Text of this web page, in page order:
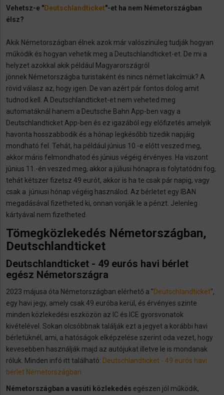
Vehetsz-e "Deutschlandticket"​-et ha nem Németországban
élsz?
Akik Németországban élnek azok már valószínüleg tudják hogyan
működik és hogyan vehetik meg a Deutschlandticket-et. De mi a
helyzet azokkal akik például Magyarországról
jönnek Németországba turistaként és nincs német lakcímük? A
rövid válasz az, hogy igen. De van azért pár fontos dolog amit
tudnod kell. A Deutschlandticket-et nem veheted meg
automatáknál hanem a Deutsche Bahn App-ben vagy a
Deutschlandticket App-ben és ez igazából egy előfizetés amelyik
havonta hosszabbodik és a hónap legkésőbb tizedik napjáig
mondható fel. Tehát, ha például június 10.-e előtt veszed meg,
akkor máris felmondhatod és június végéig érvényes. Ha viszont
június 11.-én veszed meg, akkor a júliusi hónapra is folytatódni fog,
tehát kétszer fizetsz 49 eurót, akkor is ha te csak pár napig, vagy
csak a júniusi hónap végéig használod. Az bérletet egy IBAN
megadásával fizetheted ki, onnan vonják le a pénzt. Jelenleg
kártyával nem fizetheted.
​Tömegközlekedés Németországban,
Deutschlandticket
Deutschlandticket - 49 eurós havi bérlet
egész Németországra
2023 májusa óta Németországban elérhető a "Deutschlandticket",
egy havi jegy, amely csak 49 euróba kerül, és érvényes szinte
minden közlekedési eszközön az IC és ICE gyorsvonatok
kivételével. Sokan olcsóbbnak találják ezt a jegyet a korábbi havi
bérletüknél, ami, a hatóságok elképzelése szerint oda vezet, hogy
kevesebben használják majd az autójukat illetve le is mondanak
róluk. Minden infó itt található: Deutschlandticket - 49 eurós havi
bérlet Németországban.
Németországban a vasúti közlekedés egészen jól működik,